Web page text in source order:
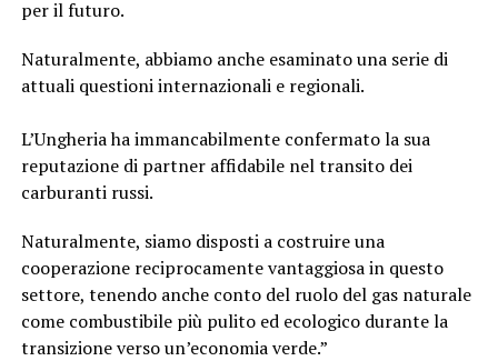
per il futuro.
Naturalmente, abbiamo anche esaminato una serie di
attuali questioni internazionali e regionali.
L’Ungheria ha immancabilmente confermato la sua
reputazione di partner affidabile nel transito dei
carburanti russi.
Naturalmente, siamo disposti a costruire una
cooperazione reciprocamente vantaggiosa in questo
settore, tenendo anche conto del ruolo del gas naturale
come combustibile più pulito ed ecologico durante la
transizione verso un’economia verde.”